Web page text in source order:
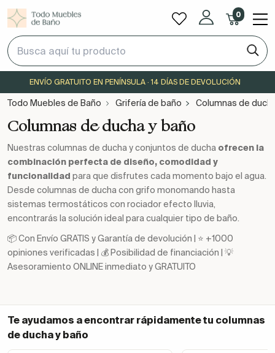
0
ENVÍO GRATUITO EN PENÍNSULA · 14 DÍAS DE DEVOLUCIÓN
Todo Muebles de Baño Grifería de baño Columnas de
Columnas de ducha y baño
Nuestras columnas de ducha y conjuntos de ducha ofrecen la
combinación perfecta de diseño, comodidad y
funcionalidad para que disfrutes cada momento bajo el agua.
Desde columnas de ducha con grifo monomando hasta
sistemas termostáticos con rociador efecto lluvia,
encontrarás la solución ideal para cualquier tipo de baño.
📦 Con Envío GRATIS y Garantía de devolución | ⭐ +1000
opiniones verificadas | 💰 Posibilidad de financiación | 💡
Asesoramiento ONLINE inmediato y GRATUITO
Te ayudamos a encontrar rápidamente tu columnas
de ducha y baño